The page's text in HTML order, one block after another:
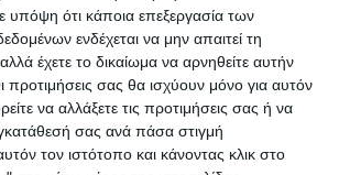
υπόψη ότι κάποια επεξεργασία των
ενδέχεται να μην απαιτεί τη
έχετε το δικαίωμα να αρνηθείτε αυτήν
προτιμήσεις σας θα ισχύουν μόνο για αυτόν
να αλλάξετε τις προτιμήσεις σας ή να
σας ανά πάσα στιγμή
τον ιστότοπο και κάνοντας κλικ στο
του ΕΟΔΥ για την
σήμερα Πέμπτη35